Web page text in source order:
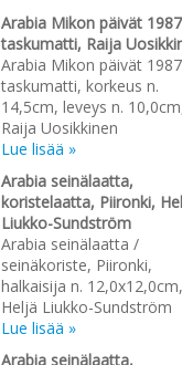
Arabia Mikon päivät 1987
taskumatti, Raija
Arabia Mikon päivät 1987
taskumatti, korkeus n.
14,5cm, leveys n.
Raija Uosikkinen
Lue lisää »
Arabia seinälaatta,
koristelaatta, Piironki,
Liukko-Sundström
Arabia seinälaatta /
seinäkoriste, Piironki,
halkaisija n. 12,0x12,0cm,
Heljä Liukko-Sundström
Lue lisää »
Arabia seinälaatta,